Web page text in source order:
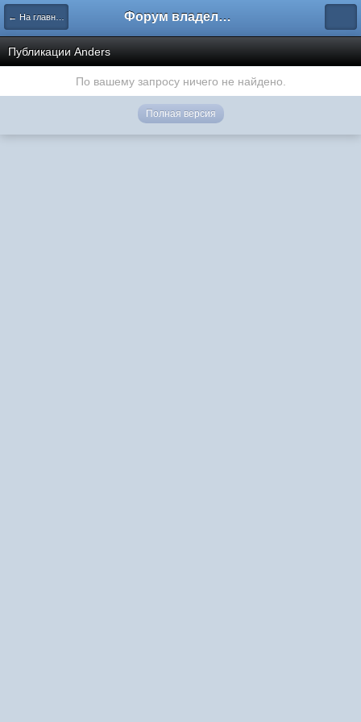
← На главную Форум владельцев интернет-магазинов
Публикации Anders
По вашему запросу ничего не найдено.
Полная версия